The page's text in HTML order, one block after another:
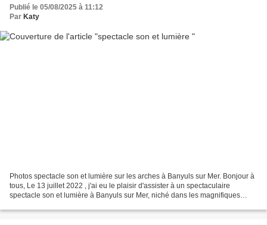
Publié le 05/08/2025 à 11:12
Par Katy
Photos spectacle son et lumière sur les arches à Banyuls sur Mer. Bonjour à
tous, Le 13 juillet 2022 , j'ai eu le plaisir d'assister à un spectaculaire
spectacle son et lumière à Banyuls sur Mer, niché dans les magnifiques